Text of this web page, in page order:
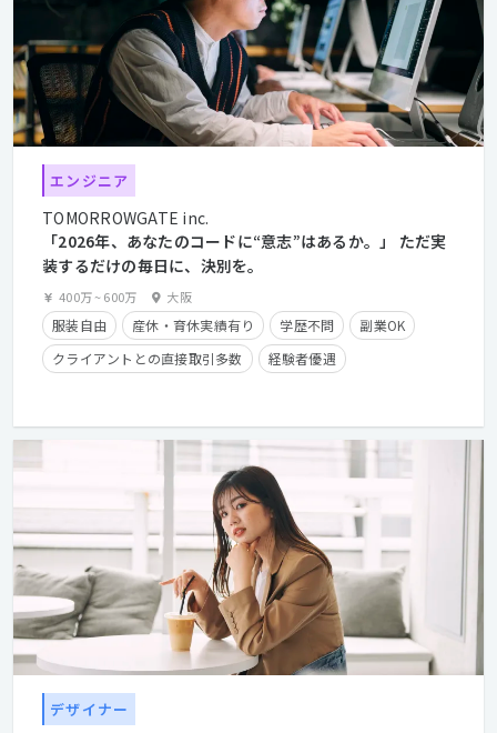
エンジニア
TOMORROWGATE inc.
「2026年、あなたのコードに“意志”はあるか。」 ただ実
装するだけの毎日に、決別を。
400万~600万 大阪
服装自由 産休・育休実績有り 学歴不問
副業OK
クライアントとの直接取引多数
経験者優遇
デザイナー